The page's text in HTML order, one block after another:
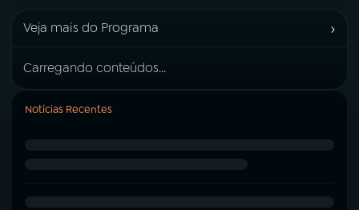
Veja mais do Programa ›
Carregando conteúdos...
Notícias Recentes